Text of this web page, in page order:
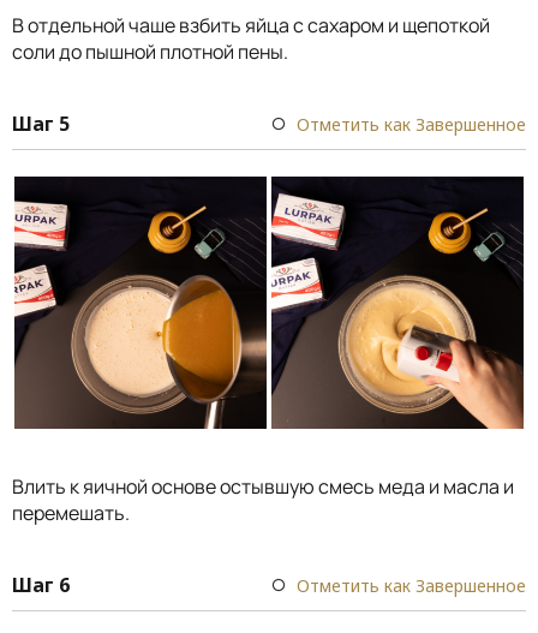
В отдельной чаше взбить яйца с сахаром и щепоткой
соли до пышной плотной пены.
Шаг 5 Отметить как Завершенное
Влить к яичной основе остывшую смесь меда и масла и
перемешать.
Шаг 6 Отметить как Завершенное